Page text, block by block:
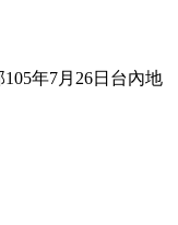
年7月26日台內地